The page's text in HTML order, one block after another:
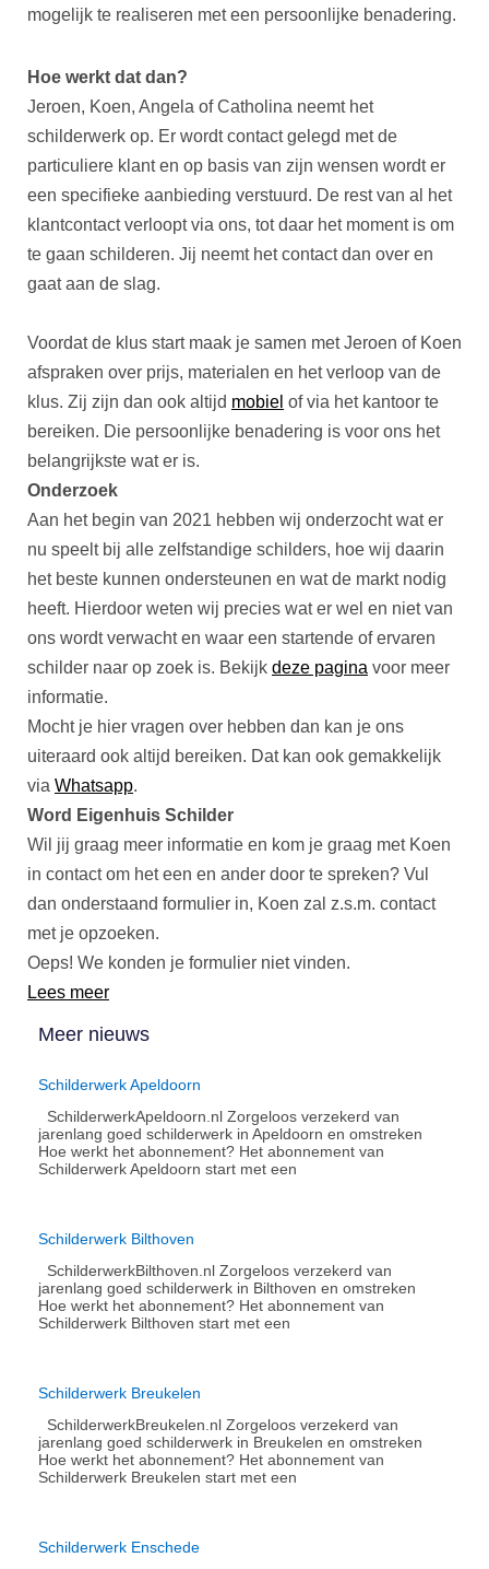
mogelijk te realiseren met een persoonlijke benadering.
Hoe werkt dat dan?
Jeroen, Koen, Angela of Catholina neemt het
schilderwerk op. Er wordt contact gelegd met de
particuliere klant en op basis van zijn wensen wordt er
een specifieke aanbieding verstuurd. De rest van al het
klantcontact verloopt via ons, tot daar het moment is om
te gaan schilderen. Jij neemt het contact dan over en
gaat aan de slag.
Voordat de klus start maak je samen met Jeroen of Koen
afspraken over prijs, materialen en het verloop van de
klus. Zij zijn dan ook altijd mobiel of via het kantoor te
bereiken. Die persoonlijke benadering is voor ons het
belangrijkste wat er is.
Onderzoek
Aan het begin van 2021 hebben wij onderzocht wat er
nu speelt bij alle zelfstandige schilders, hoe wij daarin
het beste kunnen ondersteunen en wat de markt nodig
heeft. Hierdoor weten wij precies wat er wel en niet van
ons wordt verwacht en waar een startende of ervaren
schilder naar op zoek is. Bekijk deze pagina voor meer
informatie.
Mocht je hier vragen over hebben dan kan je ons
uiteraard ook altijd bereiken. Dat kan ook gemakkelijk
via Whatsapp.
Word Eigenhuis Schilder
Wil jij graag meer informatie en kom je graag met Koen
in contact om het een en ander door te spreken? Vul
dan onderstaand formulier in, Koen zal z.s.m. contact
met je opzoeken.
Oeps! We konden je formulier niet vinden.
Lees meer
Meer nieuws
Schilderwerk Apeldoorn
SchilderwerkApeldoorn.nl Zorgeloos verzekerd van
jarenlang goed schilderwerk in Apeldoorn en omstreken
Hoe werkt het abonnement?​ Het abonnement van
Schilderwerk Apeldoorn start met een
Schilderwerk Bilthoven
SchilderwerkBilthoven.nl Zorgeloos verzekerd van
jarenlang goed schilderwerk in Bilthoven en omstreken
Hoe werkt het abonnement?​ Het abonnement van
Schilderwerk Bilthoven start met een
Schilderwerk Breukelen
SchilderwerkBreukelen.nl Zorgeloos verzekerd van
jarenlang goed schilderwerk in Breukelen en omstreken
Hoe werkt het abonnement?​ Het abonnement van
Schilderwerk Breukelen start met een
Schilderwerk Enschede